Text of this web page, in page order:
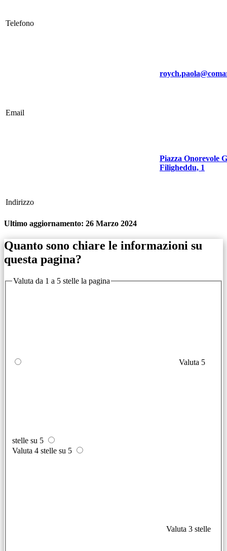
Telefono
Email
Indirizzo
Piazza Onorevole
Filigheddu, 1
Ultimo aggiornamento: 26 Marzo 2024
Quanto sono chiare le informazioni su
questa pagina?
Valuta da 1 a 5 stelle la pagina
Valuta 5
stelle su 5
Valuta 4 stelle su 5
Valuta 3 stelle